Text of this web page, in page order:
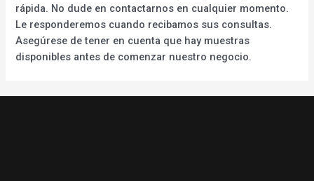
rápida. No dude en contactarnos en cualquier momento.
Le responderemos cuando recibamos sus consultas.
Asegúrese de tener en cuenta que hay muestras
disponibles antes de comenzar nuestro negocio.